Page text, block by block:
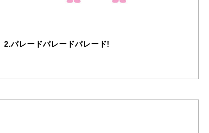
2.パレードパレードパレード!